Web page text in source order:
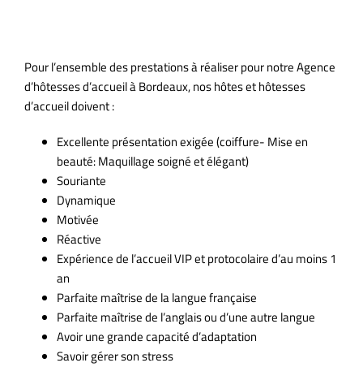
Pour l’ensemble des prestations à réaliser pour notre Agence
d’hôtesses d’accueil à Bordeaux, nos hôtes et hôtesses
d’accueil doivent :
Excellente présentation exigée (coiffure- Mise en
beauté: Maquillage soigné et élégant)
Souriante
Dynamique
Motivée
Réactive
Expérience de l’accueil VIP et protocolaire d’au moins 1
an
Parfaite maîtrise de la langue française
Parfaite maîtrise de l’anglais ou d’une autre langue
Avoir une grande capacité d’adaptation
Savoir gérer son stress